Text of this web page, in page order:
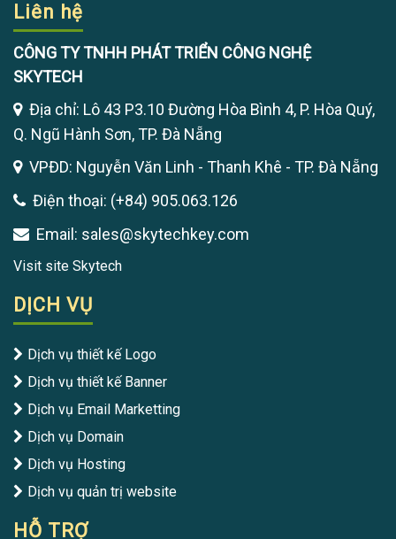
Liên hệ
CÔNG TY TNHH PHÁT TRIỂN CÔNG NGHỆ
SKYTECH
Địa chỉ: Lô 43 P3.10 Đường Hòa Bình 4, P. Hòa Quý,
Q. Ngũ Hành Sơn, TP. Đà Nẵng
VPĐD: Nguyễn Văn Linh - Thanh Khê - TP. Đà Nẵng
Điện thoại: (+84) 905.063.126
Email: sales@skytechkey.com
Visit site Skytech
DỊCH VỤ
Dịch vụ thiết kế Logo
Dịch vụ thiết kế Banner
Dịch vụ Email Marketting
Dịch vụ Domain
Dịch vụ Hosting
Dịch vụ quản trị website
HỖ TRỢ